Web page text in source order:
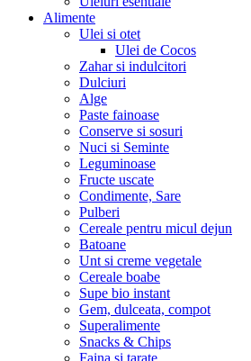
Alimente
Ulei si otet
Ulei de Cocos
Zahar si indulcitori
Dulciuri
Alge
Paste fainoase
Conserve si sosuri
Nuci si Seminte
Leguminoase
Fructe uscate
Condimente, Sare
Pulberi
Cereale pentru micul dejun
Batoane
Unt si creme vegetale
Cereale boabe
Supe bio instant
Gem, dulceata, compot
Superalimente
Snacks & Chips
Faina si tarate